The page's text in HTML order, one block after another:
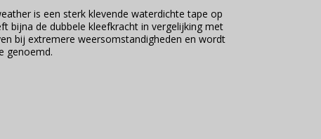
is een sterk klevende waterdichte tape op
bijna de dubbele kleefkracht in vergelijking met
bij extremere weersomstandigheden en wordt
genoemd.